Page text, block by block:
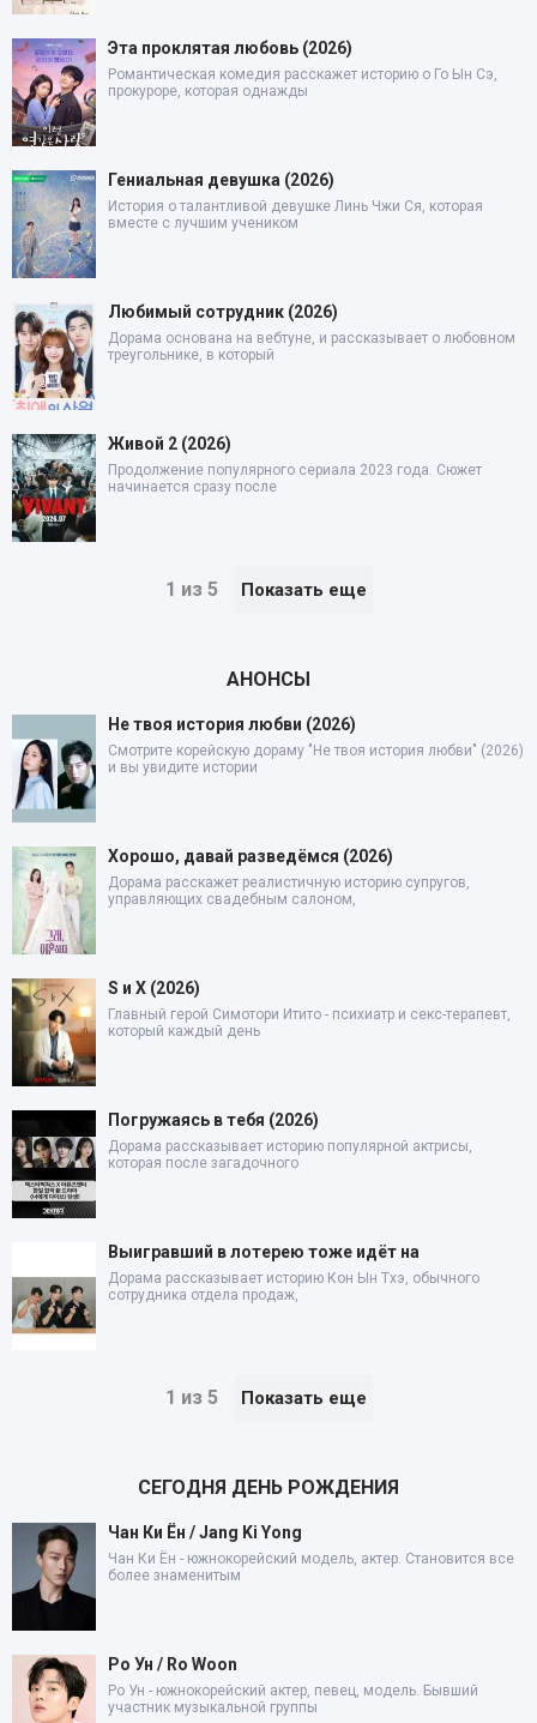
Эта проклятая любовь (2026)
Романтическая комедия расскажет историю о Го Ын Сэ,
прокуроре, которая однажды
Гениальная девушка (2026)
История о талантливой девушке Линь Чжи Ся, которая
вместе с лучшим учеником
Любимый сотрудник (2026)
Дорама основана на вебтуне, и рассказывает о любовном
треугольнике, в который
Живой 2 (2026)
Продолжение популярного сериала 2023 года. Сюжет
начинается сразу после
1 из 5 Показать еще
АНОНСЫ
Не твоя история любви (2026)
Смотрите корейскую дораму "Не твоя история любви" (2026)
и вы увидите истории
Хорошо, давай разведёмся (2026)
Дорама расскажет реалистичную историю супругов,
управляющих свадебным салоном,
S и X (2026)
Главный герой Симотори Итито - психиатр и секс-терапевт,
который каждый день
Погружаясь в тебя (2026)
Дорама рассказывает историю популярной актрисы,
которая после загадочного
Выигравший в лотерею тоже идёт на
Дорама рассказывает историю Кон Ын Тхэ, обычного
сотрудника отдела продаж,
1 из 5 Показать еще
СЕГОДНЯ ДЕНЬ РОЖДЕНИЯ
Чан Ки Ён / Jang Ki Yong
Чан Ки Ён - южнокорейский модель, актер. Становится все
более знаменитым
Ро Ун / Ro Woon
Ро Ун - южнокорейский актер, певец, модель. Бывший
участник музыкальной группы